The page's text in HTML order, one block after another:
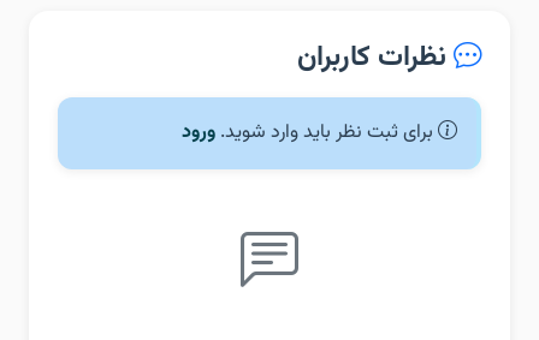
نظرات کاربران
برای ثبت نظر باید وارد شوید. ورود